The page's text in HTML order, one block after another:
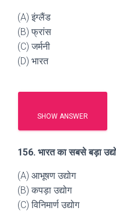
(A) इंग्लैंड
(B) फ्रांस
(C) जर्मनी
(D) भारत
SHOW ANSWER
156. भारत का सबसे बड़ा
(A) आभूषण उद्योग
(B) कपड़ा उद्योग
(C) विनिमार्ण उद्योग